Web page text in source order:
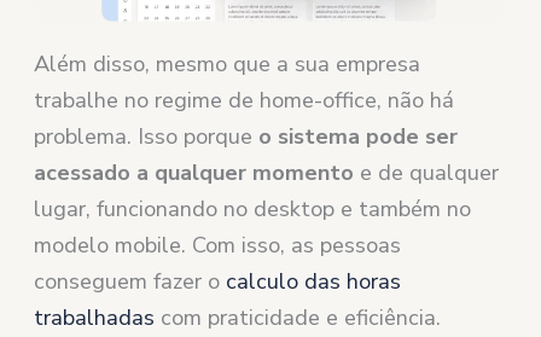
Além disso, mesmo que a sua empresa
trabalhe no regime de home-office, não há
problema. Isso porque o sistema pode ser
acessado a qualquer momento e de qualquer
lugar, funcionando no desktop e também no
modelo mobile. Com isso, as pessoas
conseguem fazer o calculo das horas
trabalhadas com praticidade e eficiência.